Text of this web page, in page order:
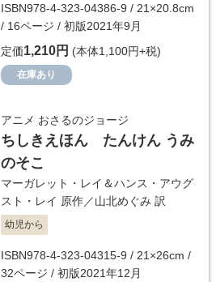
ISBN978-4-323-04386-9 / 21×20.8cm
/ 16ページ / 初版2021年9月
定価1,210円 (本体1,100円+税)
在庫あり
アニメ おさるのジョージ
ちしきえほん たんけん うみ
のそこ
マーガレット・レイ＆ハンス・アウグ
スト・レイ 原作／山北めぐみ 訳
幼児から
ISBN978-4-323-04315-9 / 21×26cm /
32ページ / 初版2021年12月